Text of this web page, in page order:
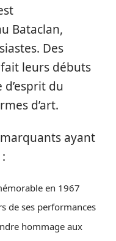
Bataclan,
Des
leurs débuts
du
d’art.
ayant
en 1967
de ses performances
hommage aux